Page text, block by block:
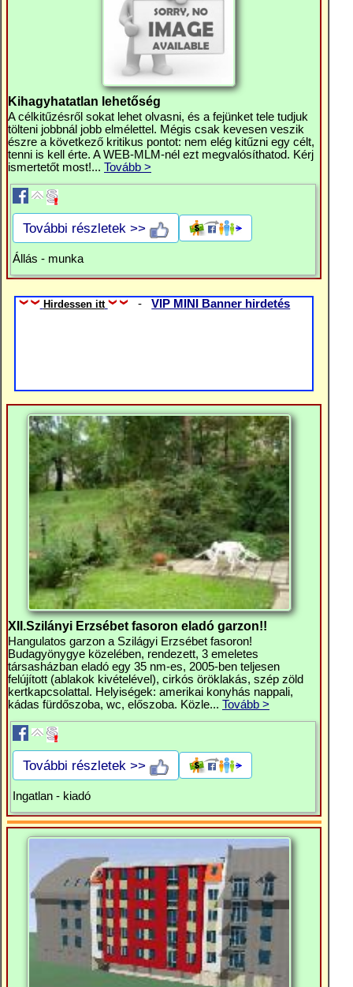
Kihagyhatatlan lehetőség
A célkitűzésről sokat lehet olvasni, és a fejünket tele tudjuk
tölteni jobbnál jobb elmélettel. Mégis csak kevesen veszik
észre a következő kritikus pontot: nem elég kitűzni egy célt,
tenni is kell érte. A WEB-MLM-nél ezt megvalósíthatod. Kérj
ismertetőt most!... Tovább >
További részletek >>
Állás - munka
Hirdessen itt -VIP MINI Banner hirdetés
XII.Szilányi Erzsébet fasoron eladó garzon!!
Hangulatos garzon a Szilágyi Erzsébet fasoron!
Budagyönygye közelében, rendezett, 3 emeletes
társasházban eladó egy 35 nm-es, 2005-ben teljesen
felújított (ablakok kivételével), cirkós öröklakás, szép zöld
kertkapcsolattal. Helyiségek: amerikai konyhás nappali,
kádas fürdőszoba, wc, előszoba. Közle... Tovább >
További részletek >>
Ingatlan - kiadó